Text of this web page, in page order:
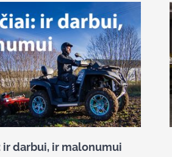
ir darbui, ir malonumui